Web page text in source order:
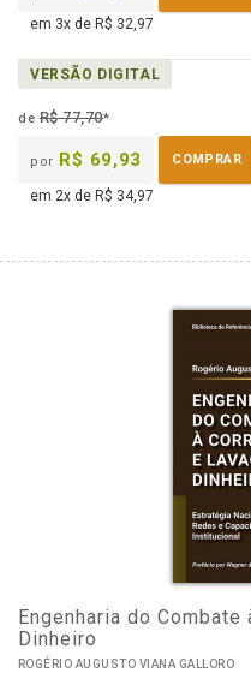
em 3x de R$ 32,97
VERSÃO DIGITAL
deR$ 77,70*
por R$ 69,93 COMPRAR
em 2x de R$ 34,97
Engenharia do
Dinheiro
ROGÉRIO AUGUSTO VIANA GALLORO